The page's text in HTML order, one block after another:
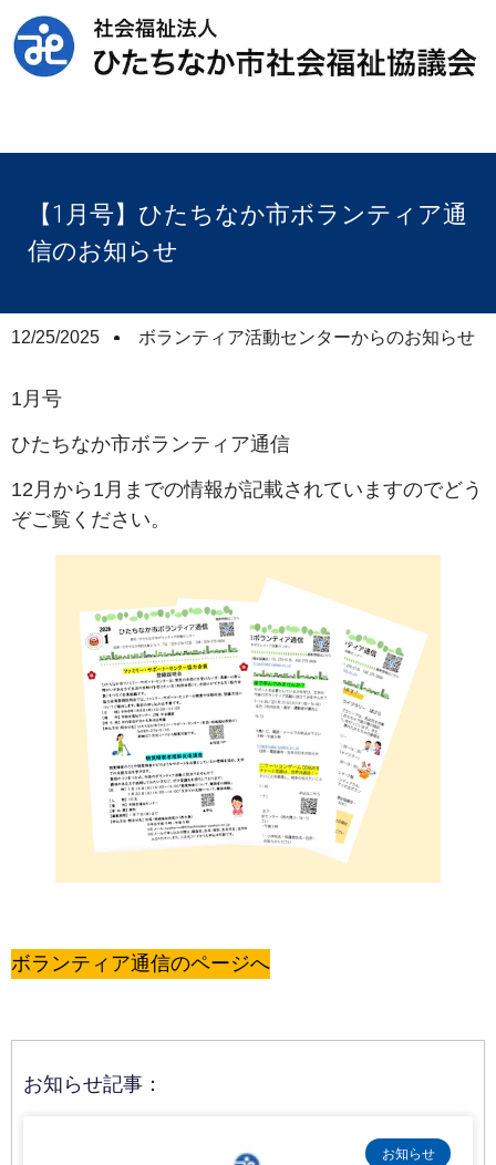
【1月号】ひたちなか市ボランティア通
信のお知らせ
12/25/2025 ボランティア活動センターからのお知らせ
1月号
ひたちなか市ボランティア通信
12月から1月までの情報が記載されていますのでどう
ぞご覧ください。
ボランティア通信のページへ
お知らせ記事：
お知らせ